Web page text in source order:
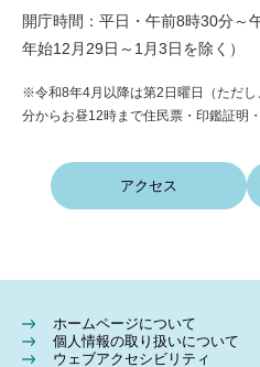
開庁時間：平日・午前8時30分～
年始12月29日～1月3日を除く）
※令和8年4月以降は第2日曜日（ただ
分からお昼12時まで住民票・印鑑証明
アクセス
ホームページについて
個人情報の取り扱いについて
ウェブアクセシビリティ